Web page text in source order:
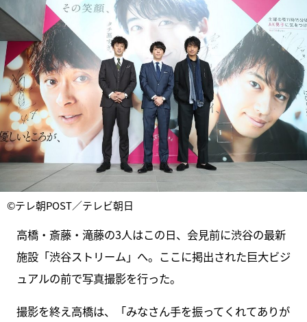
©テレ朝POST／テレビ朝日
高橋・斎藤・滝藤の3人はこの日、会見前に渋谷の最新
施設「渋谷ストリーム」へ。ここに掲出された巨大ビジ
ュアルの前で写真撮影を行った。
撮影を終え高橋は、「みなさん手を振ってくれてありが